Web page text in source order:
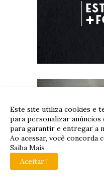
Este site utiliza cookies e
para personalizar
para garantir e entregar a
Ao acessar, você concorda
Saiba Mais
Aceitar !